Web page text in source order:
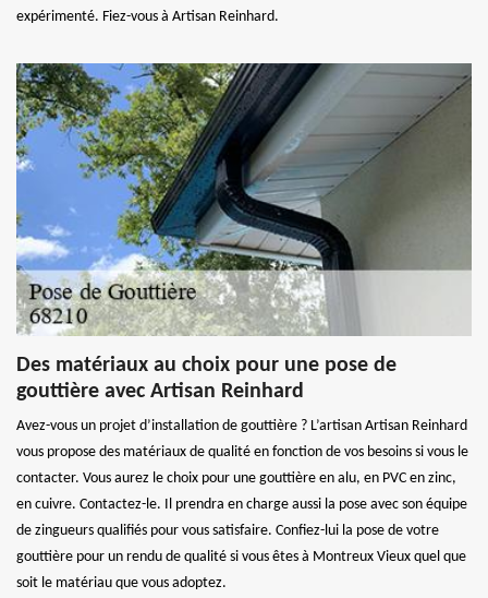
expérimenté. Fiez-vous à Artisan Reinhard.
Des matériaux au choix pour une pose de
gouttière avec Artisan Reinhard
Avez-vous un projet d’installation de gouttière ? L’artisan Artisan Reinhard
vous propose des matériaux de qualité en fonction de vos besoins si vous le
contacter. Vous aurez le choix pour une gouttière en alu, en PVC en zinc,
en cuivre. Contactez-le. Il prendra en charge aussi la pose avec son équipe
de zingueurs qualifiés pour vous satisfaire. Confiez-lui la pose de votre
gouttière pour un rendu de qualité si vous êtes à Montreux Vieux quel que
soit le matériau que vous adoptez.